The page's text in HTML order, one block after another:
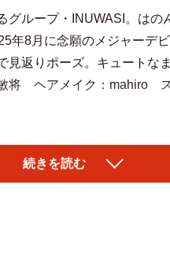
グループ・INUWASI。はの
年8月に念願のメジャーデ
見返りポーズ。キュートな
将 ヘアメイク：mahiro
のキュートなルックスとモ
写真集の舞台となった沖縄
続きを読む